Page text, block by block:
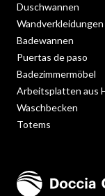
Duschwannen
Wandverkleidungen
Badewannen
Puertas de paso
Badezimmermöbel
Arbeitsplatten aus
Waschbecken
Totems